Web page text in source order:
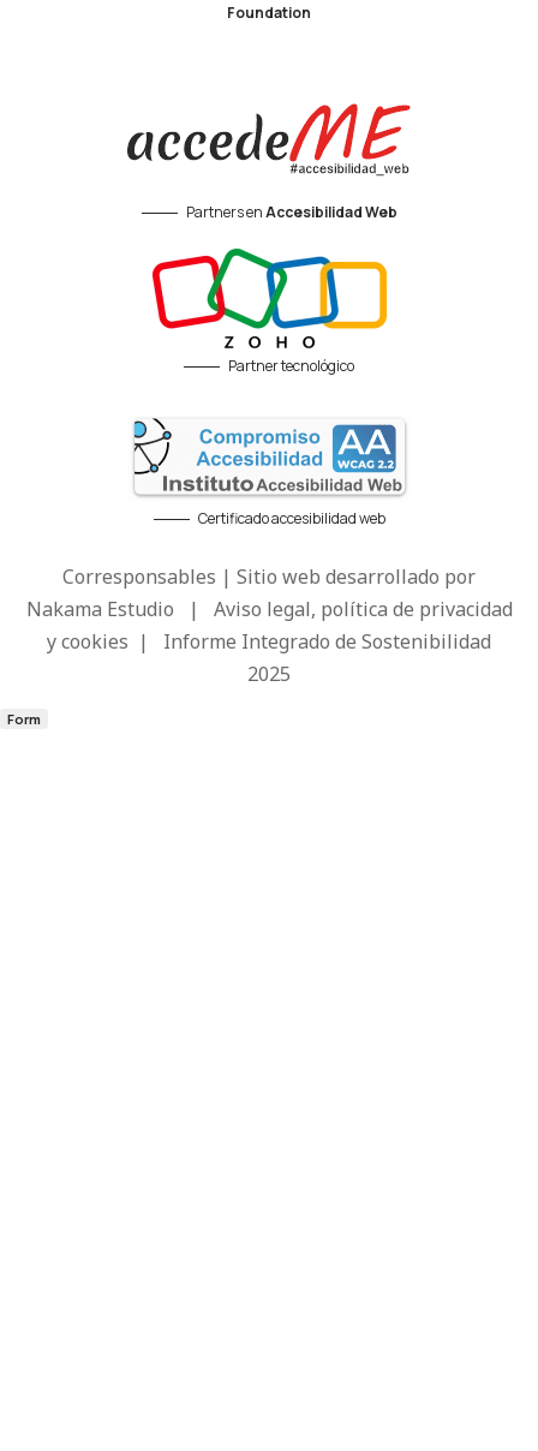
Foundation
Partners enAccesibilidad Web
Partner tecnológico
Certificado accesibilidad web
Corresponsables | Sitio web desarrollado por
Nakama Estudio | Aviso legal, política de privacidad
y cookies | Informe Integrado de Sostenibilidad
2025
Form